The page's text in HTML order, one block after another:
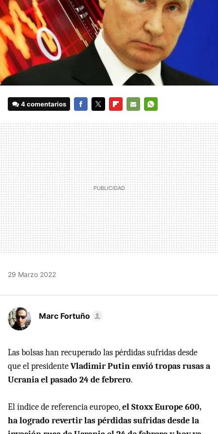
4 comentarios
MAIL
29 Marzo 2022
Marc Fortuño
Las bolsas han recuperado las pérdidas sufridas desde
que el presidenteVladimir Putin envió tropas rusas a
Ucrania el pasado 24 de febrero.
El índice de referencia europeo,el Stoxx Europe 600,
ha logrado revertir las pérdidas sufridas desde la